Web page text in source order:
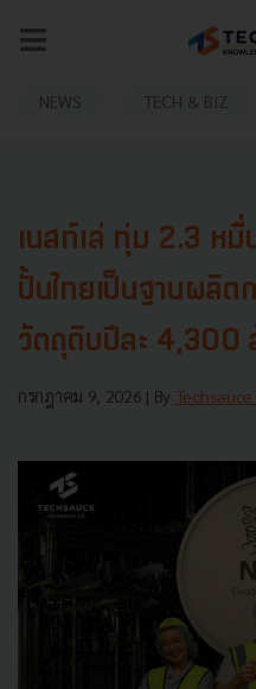
NEWS TECH & BIZ
เนสท์เล่ ทุ่ม 2.3 หมื่
ปั้นไทยเป็นฐานผลิต
วัตถุดิบปีละ 4,300
กรกฎาคม 9, 2026 | By